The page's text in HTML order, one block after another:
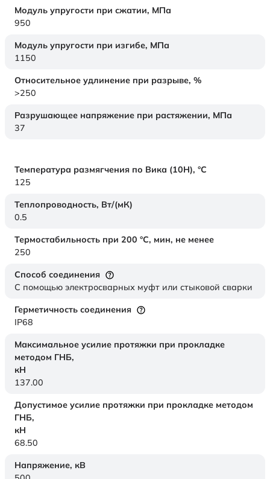
Модуль упругости при сжатии, МПа
950
Модуль упругости при изгибе, МПа
1150
Относительное удлинение при разрыве, %
>250
Разрушающее напряжение при растяжении, МПа
37
Температура размягчения по Вика (10Н), °C
125
Теплопроводность, Вт/(мК)
0.5
Термостабильность при 200 °С, мин, не менее
250
Способ соединения
С помощью электросварных муфт или стыковой сварки
Герметичность соединения
IP68
Максимальное усилие протяжки при прокладке
методом ГНБ,
кН
137.00
Допустимое усилие протяжки при прокладке методом
ГНБ,
кН
68.50
Напряжение, кВ